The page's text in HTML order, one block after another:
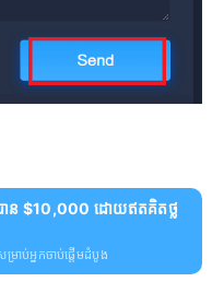
ន $10,000 ដោយឥតគិតថ្ល
ាប់អ្នកចាប់ផ្តើមដំបូង